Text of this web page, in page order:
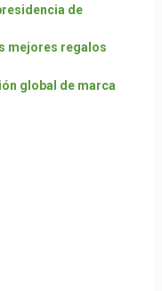
de
mejores regalos
global de marca